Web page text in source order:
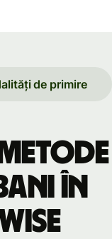
de primire
în